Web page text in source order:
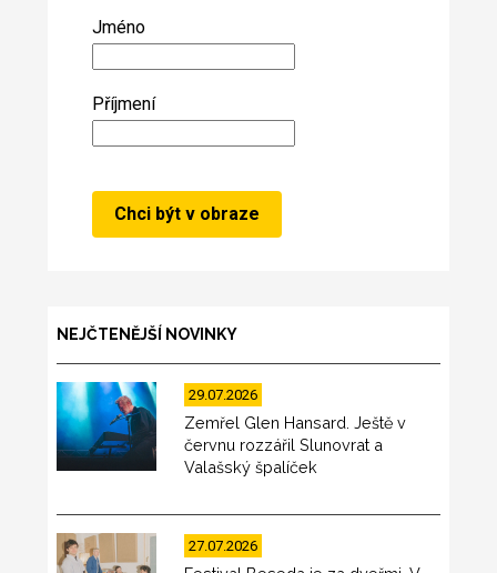
Jméno
Příjmení
NEJČTENĚJŠÍ NOVINKY
29.07.2026
Zemřel Glen Hansard. Ještě v
červnu rozzářil Slunovrat a
Valašský špalíček
27.07.2026